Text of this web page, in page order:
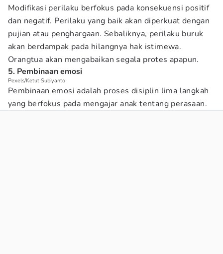
Modifikasi perilaku berfokus pada konsekuensi positif
dan negatif. Perilaku yang baik akan diperkuat dengan
pujian atau penghargaan. Sebaliknya, perilaku buruk
akan berdampak pada hilangnya hak istimewa.
Orangtua akan mengabaikan segala protes apapun.
5. Pembinaan emosi
Pexels/Ketut Subiyanto
Pembinaan emosi adalah proses disiplin lima langkah
yang berfokus pada mengajar anak tentang perasaan.